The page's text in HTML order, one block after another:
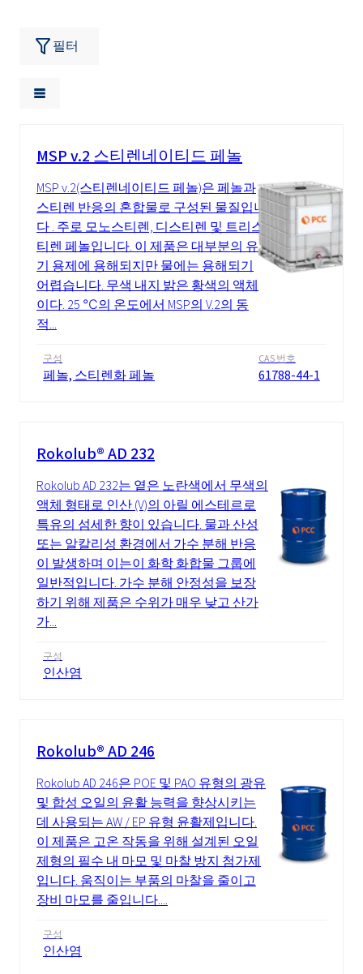
필터
MSP v.2 스티렌네이티드 페놀
MSP v.2(스티렌네이티드 페놀)은 페놀과
스티렌 반응의 혼합물로 구성된 물질입니
다 . 주로 모노스티렌, 디스티렌 및 트리스
티렌 페놀입니다. 이 제품은 대부분의 유
기 용제에 용해되지만 물에는 용해되기
어렵습니다. 무색 내지 밝은 황색의 액체
이다. 25 ℃의 온도에서 MSP의 V.2의 동
적...
구성
페놀, 스티렌화 페놀
CAS 번호
61788-44-1
Rokolub® AD 232
Rokolub AD 232는 옅은 노란색에서 무색의
액체 형태로 인산 (V)의 아릴 에스테르로
특유의 섬세한 향이 있습니다. 물과 산성
또는 알칼리성 환경에서 가수 분해 반응
이 발생하며 이는이 화학 화합물 그룹에
일반적입니다. 가수 분해 안정성을 보장
하기 위해 제품은 수위가 매우 낮고 산가
가...
구성
인산염
Rokolub® AD 246
Rokolub AD 246은 POE 및 PAO 유형의 광유
및 합성 오일의 윤활 능력을 향상시키는
데 사용되는 AW / EP 유형 윤활제입니다.
이 제품은 고온 작동을 위해 설계된 오일
제형의 필수 내 마모 및 마찰 방지 첨가제
입니다. 움직이는 부품의 마찰을 줄이고
장비 마모를 줄입니다....
구성
인산염